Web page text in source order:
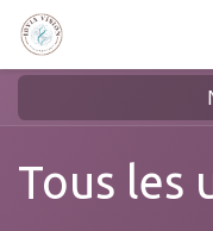
Se rendre au contenu
Tous les